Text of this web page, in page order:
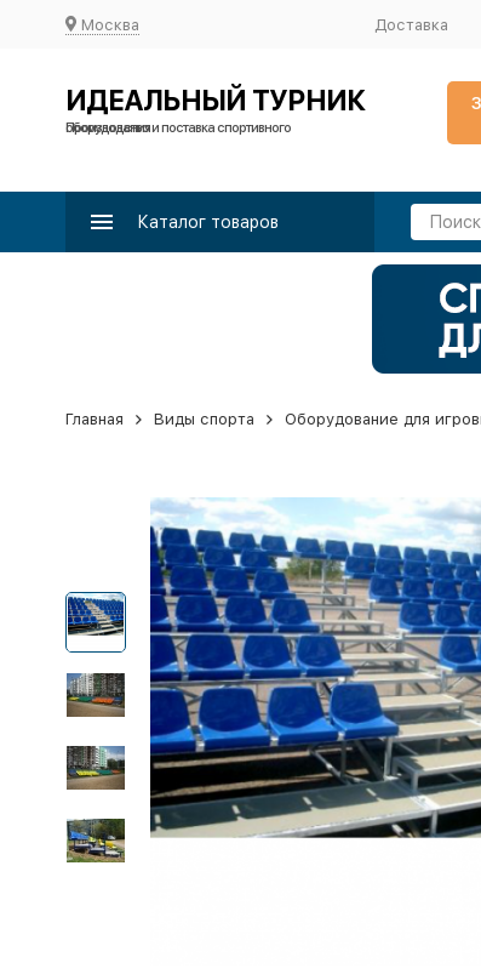
Москва Доставка
ИДЕАЛЬНЫЙ ТУРНИК
Производство и поставка спортивного оборудования
Каталог товаров
Главная Виды спорта Оборудование для